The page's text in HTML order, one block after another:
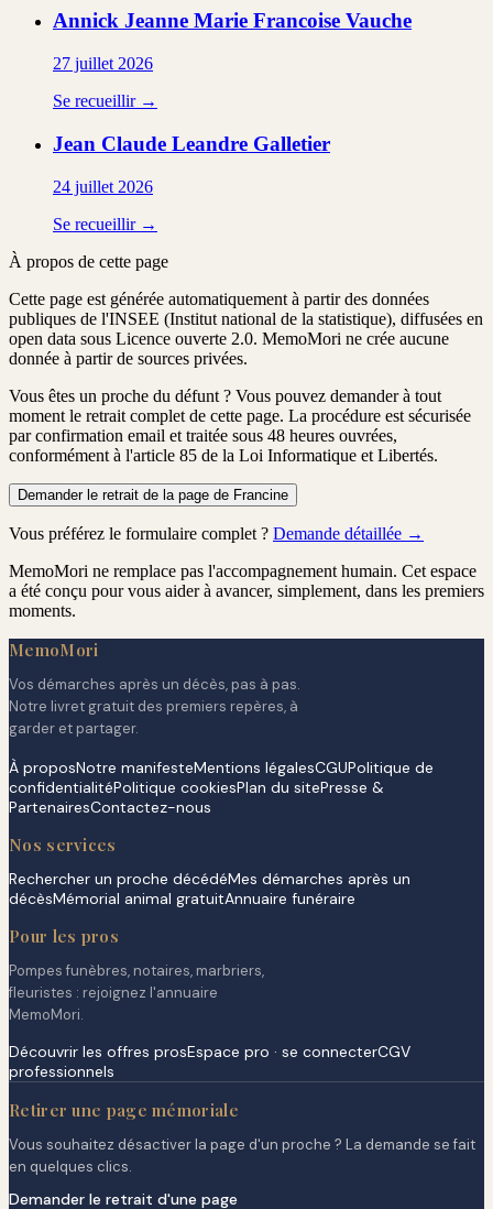
Annick Jeanne Marie Francoise Vauche
27 juillet 2026
Se recueillir →
Jean Claude Leandre Galletier
24 juillet 2026
Se recueillir →
À propos de cette page
Cette page est générée automatiquement à partir des données
publiques de l'INSEE (Institut national de la statistique), diffusées en
open data sous Licence ouverte 2.0. MemoMori ne crée aucune
donnée à partir de sources privées.
Vous êtes un proche du défunt ? Vous pouvez demander à tout
moment le retrait complet de cette page. La procédure est sécurisée
par confirmation email et traitée sous 48 heures ouvrées,
conformément à l'article 85 de la Loi Informatique et Libertés.
Demander le retrait de la page de Francine
Vous préférez le formulaire complet ? Demande détaillée →
MemoMori ne remplace pas l'accompagnement humain. Cet espace
a été conçu pour vous aider à avancer, simplement, dans les premiers
moments.
MemoMori
Vos démarches après un décès, pas à pas.
Notre livret gratuit des premiers repères, à
garder et partager.
À proposNotre manifesteMentions légalesCGUPolitique de
confidentialitéPolitique cookiesPlan du sitePresse &
PartenairesContactez-nous
Nos services
Rechercher un proche décédéMes démarches après un
décèsMémorial animal gratuitAnnuaire funéraire
Pour les pros
Pompes funèbres, notaires, marbriers,
fleuristes : rejoignez l'annuaire
MemoMori.
Découvrir les offres prosEspace pro · se connecterCGV
professionnels
Retirer une page mémoriale
Vous souhaitez désactiver la page d'un proche ? La demande se fait
en quelques clics.
Demander le retrait d'une page